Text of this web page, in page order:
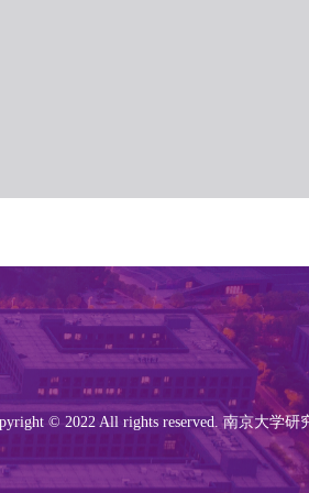
© 2022 All rights reserved. 南京大学